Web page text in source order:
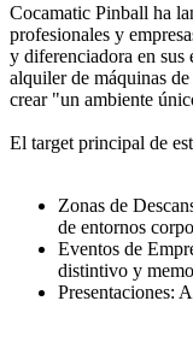
Cocamatic Pinball ha
profesionales y
y diferenciadora en sus
alquiler de máquinas
crear "un ambiente
El target principal de
Zonas de
de entornos
Eventos de
distintivo y
Presentaciones: